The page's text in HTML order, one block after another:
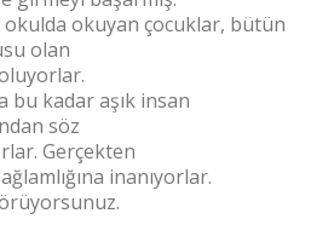
okulda okuyan çocuklar, bütün
olan
oluyorlar.
bu kadar aşık insan
söz
Gerçekten
inanıyorlar.